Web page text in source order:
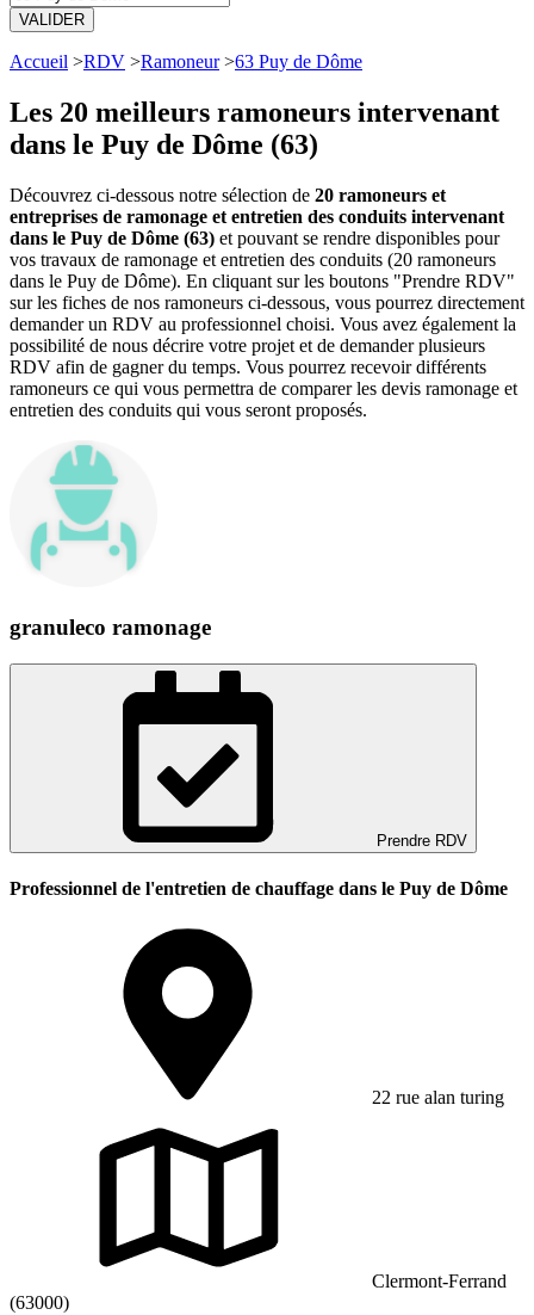
VALIDER
Accueil >RDV >Ramoneur>63 Puy de Dôme
Les 20 meilleurs ramoneurs intervenant
dans le Puy de Dôme (63)
Découvrez ci-dessous notre sélection de 20 ramoneurs et
entreprises de ramonage et entretien des conduits intervenant
dans le Puy de Dôme (63) et pouvant se rendre disponibles pour
vos travaux de ramonage et entretien des conduits (20 ramoneurs
dans le Puy de Dôme). En cliquant sur les boutons "Prendre RDV"
sur les fiches de nos ramoneurs ci-dessous, vous pourrez directement
demander un RDV au professionnel choisi. Vous avez également la
possibilité de nous décrire votre projet et de demander plusieurs
RDV afin de gagner du temps. Vous pourrez recevoir différents
ramoneurs ce qui vous permettra de comparer les devis ramonage et
entretien des conduits qui vous seront proposés.
granuleco ramonage
Prendre RDV
Professionnel de l'entretien de chauffage dans le Puy de Dôme
22 rue alan turing
Clermont-Ferrand
(63000)